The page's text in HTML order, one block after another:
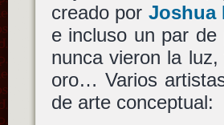
creado por Joshua
e incluso un par
nunca vieron la
oro… Varios
de arte conceptual: